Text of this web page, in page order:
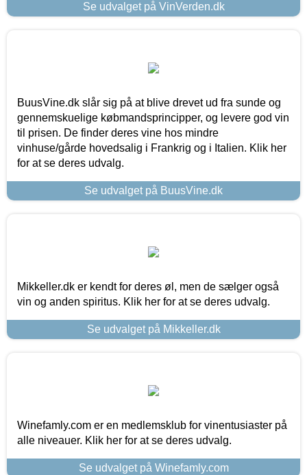
Se udvalget på VinVerden.dk
BuusVine.dk slår sig på at blive drevet ud fra sunde og
gennemskuelige købmandsprincipper, og levere god vin
til prisen. De finder deres vine hos mindre
vinhuse/gårde hovedsalig i Frankrig og i Italien. Klik her
for at se deres udvalg.
Se udvalget på BuusVine.dk
Mikkeller.dk er kendt for deres øl, men de sælger også
vin og anden spiritus. Klik her for at se deres udvalg.
Se udvalget på Mikkeller.dk
Winefamly.com er en medlemsklub for vinentusiaster på
alle niveauer. Klik her for at se deres udvalg.
Se udvalget på Winefamly.com